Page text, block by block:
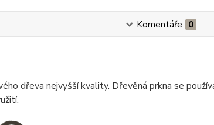
Komentáře 0
dřeva nejvyšší kvality. Dřevěná prkna se